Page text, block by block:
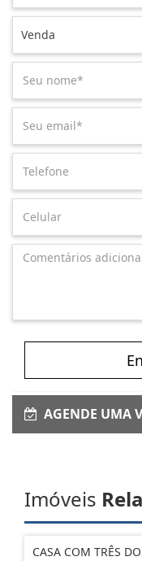
Venda
AGENDE UMA
Imóveis
CASA COM TRÊS